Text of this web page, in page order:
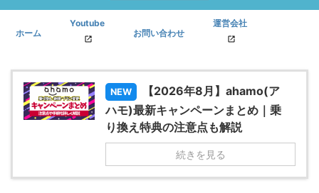
ホーム
Youtube
お問い合わせ
運営会社
NEW
【2026年8月】ahamo(ア
ハモ)最新キャンペーンまとめ｜乗
り換え特典の注意点も解説
続きを見る